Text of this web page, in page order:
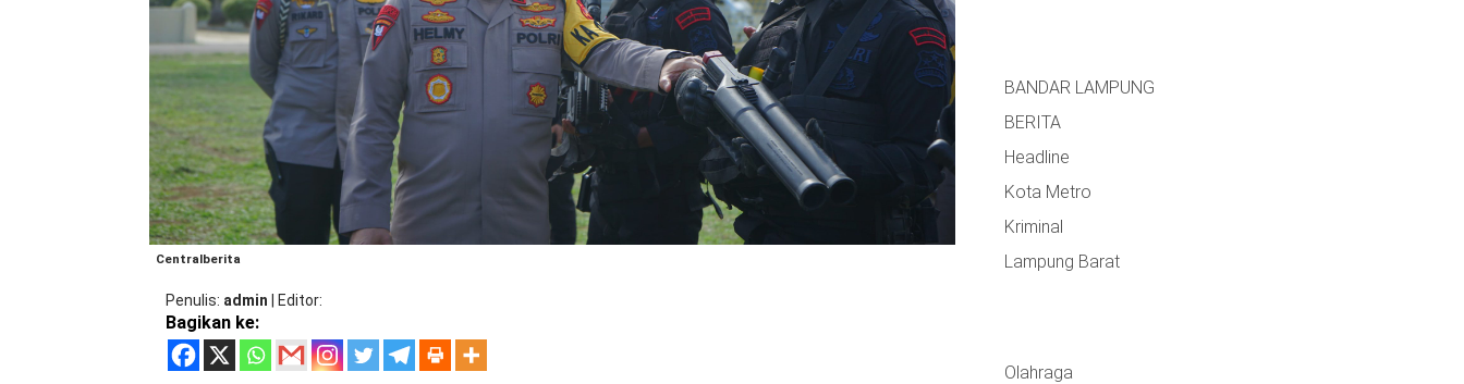
Centralberita
Penulis admin Editor
Bagikan ke:
BANDAR LAMPUNG
BERITA
Headline
Kota Metro
Kriminal
Lampung Barat
Olahraga